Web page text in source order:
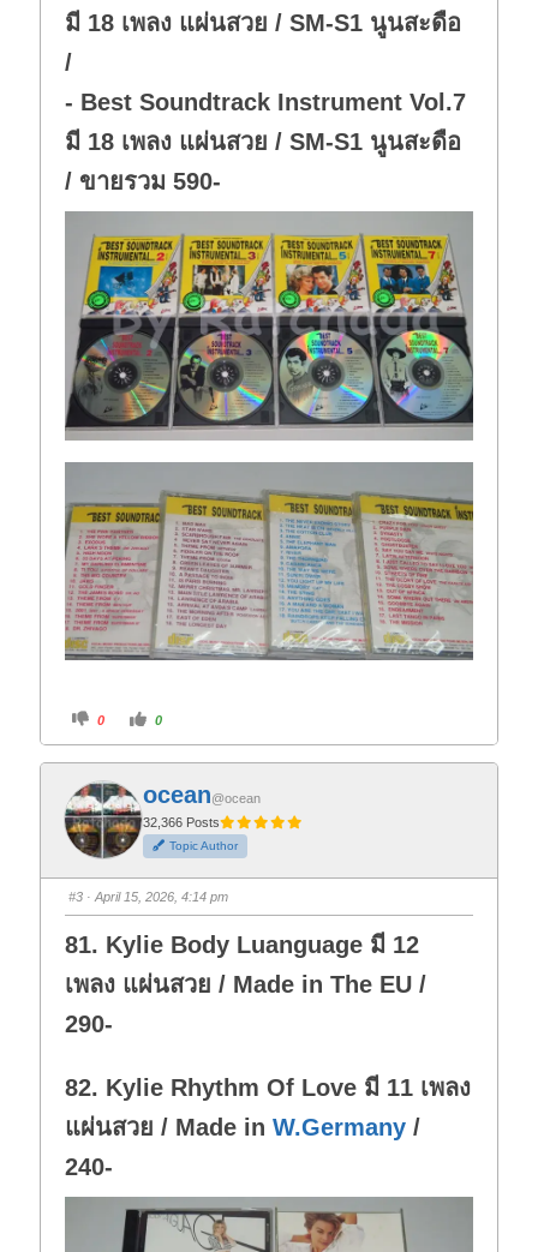
มี 18 เพลง แผ่นสวย / SM-S1 นูนสะดือ
/
- Best Soundtrack Instrument Vol.7
มี 18 เพลง แผ่นสวย / SM-S1 นูนสะดือ
/ ขายรวม 590-
C
i
k
f
o
r
t
h
u
m
d
o
.
0
C
i
k
o
r
t
h
u
m
u
p
0
ocean@ocean
32,366 Posts
Topic Author
#3 · April 15, 2026, 4:14 pm
81. Kylie Body Luanguage มี 12
เพลง แผ่นสวย / Made in The EU /
290-
82. Kylie Rhythm Of Love มี 11 เพลง
แผ่นสวย / Made inW.Germany /
240-